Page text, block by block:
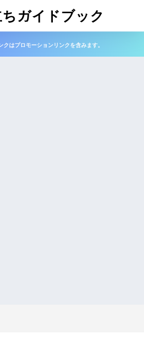
ガイドブック
クはプロモーションリンクを含みます。